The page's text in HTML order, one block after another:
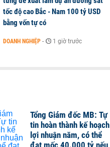
tốc độ cao Bắc - Nam 100 tỷ USD
bằng vốn tự có
DOANH NGHIỆP - 1 giờ trước
Tổng Giám đốc MB: Tự
tin hoàn thành kế hoạch
lợi nhuận năm, có thể
đạt mốc 40.000 tỷ nếu